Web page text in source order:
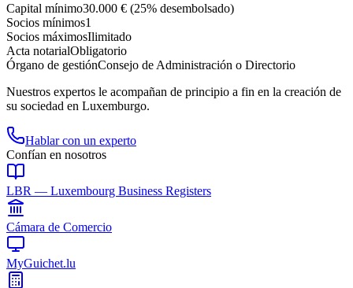
Capital mínimo30.000 € (25% desembolsado)
Socios mínimos1
Socios máximosIlimitado
Acta notarialObligatorio
Órgano de gestiónConsejo de Administración o Directorio
Nuestros expertos le acompañan de principio a fin en la creación de
su sociedad en Luxemburgo.
Hablar con un experto
Confían en nosotros
LBR — Luxembourg Business Registers
Cámara de Comercio
MyGuichet.lu